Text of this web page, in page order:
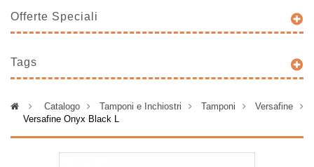
Offerte Speciali
Tags
> Catalogo > Tamponi e Inchiostri > Tamponi >
Versafine
Versafine Onyx Black L